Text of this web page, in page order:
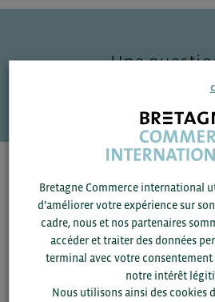
Une
VOS
département et votre secteurou
Bretagne Commerce international
d’améliorer votre expérience sur
cadre, nous et nos partenaires
accéder et traiter des données
terminal avec votre
notre intérêt
Nous utilisons ainsi des cookies